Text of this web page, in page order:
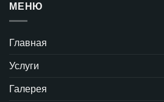
МЕНЮ
Главная
Услуги
Галерея